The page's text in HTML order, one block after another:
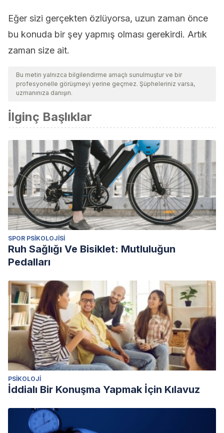
Eğer sizi gerçekten özlüyorsa, uzun zaman önce
bu konuda bir şey yapmış olması gerekirdi. Artık
zaman size ait.
Bu metin yalnızca bilgilendirme amaçlı sunulmuştur ve bir
profesyonelle görüşmeyi yerine geçmez. Şüpheleriniz varsa,
uzmanınıza danışın.
İlginç Başlıklar
SPOR PSIKOLOJISI
Ruh Sağlığı Ve Bisiklet: Mutluluğun
Pedalları
PSIKOLOJI
İddialı Bir Konuşma Yapmak İçin Kılavuz